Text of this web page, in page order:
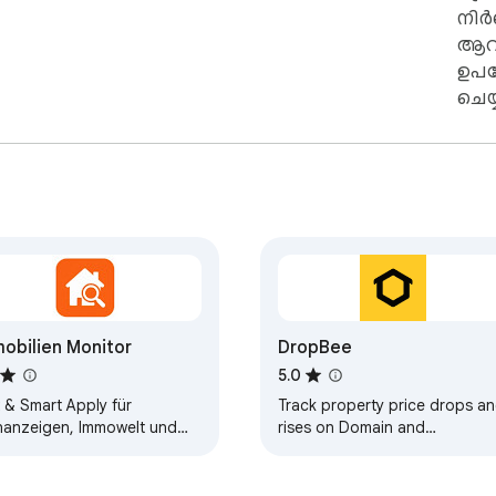
തൃതീയ കക്ഷികൾക്ക് സെൻസിറ്റീവ് ഡാറ്റ
തത്സമയം Agenzia delle Entrate-യിൽ നിന്നുള്ള
ഇമെയിലുകൾ ഇല്ല, കോൺടാക്റ്റ് ഫോമുകൾ ഇല്ല —
Monitor
& Smart Apply für
Immowelt und
DropBee
5.0
Track property price drops
rises on Domain and